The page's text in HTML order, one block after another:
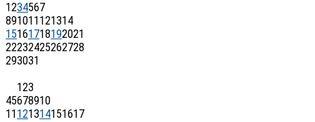
1234567
891011121314
15161718192021
22232425262728
293031
123
45678910
11121314151617